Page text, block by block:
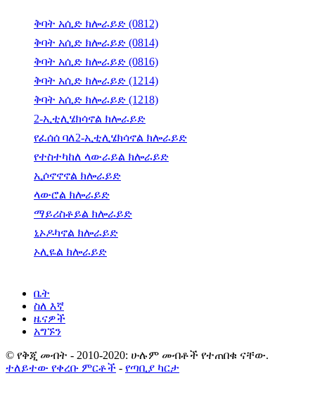
ቅባት አሲድ ክሎራይድ (0812)
ቅባት አሲድ ክሎራይድ (0814)
ቅባት አሲድ ክሎራይድ (0816)
ቅባት አሲድ ክሎራይድ (1214)
ቅባት አሲድ ክሎራይድ (1218)
2-ኢቲሊሄክሳኖል ክሎራይድ
የፈሰሰ ባለ2-ኢቲሊሄክሳኖል ክሎራይድ
የተስተካከለ ላውራይል ክሎራይድ
ኢሶኖኖኖል ክሎራይድ
ላውሮል ክሎራይድ
ማይሪስቶይል ክሎራይድ
ኒኦዶካኖል ክሎራይድ
ኦሊዬል ክሎራይድ
ቤት
ስለ እኛ
ዜናዎች
አግኙን
© የቅጂ መብት - 2010-2020: ሁሉም መብቶች የተጠበቁ ናቸው.
ተለይተው የቀረቡ ምርቶች - የጣቢያ ካርታ